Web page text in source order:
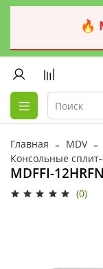
🔥
Главная MDV
Консольные сплит-
MDFFI-
(0)